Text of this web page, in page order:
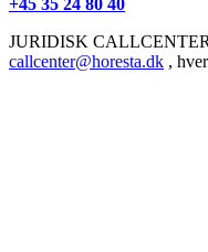
+45 35 24 80 40
JURIDISK
callcenter@horesta.dk ,